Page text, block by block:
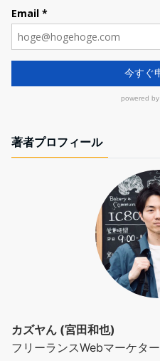
著者プロフィール
カズヤん (宮田和也)
フリーランスWebマーケター